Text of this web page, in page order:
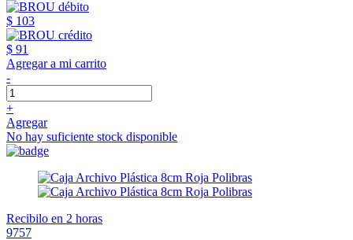
$ 103
$ 91
Agregar a mi carrito
-
+
Agregar
No hay suficiente stock disponible
Recibilo en 2 horas
9757